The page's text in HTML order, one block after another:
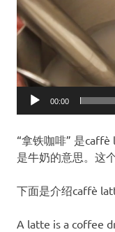
放
器
00:00
“拿铁咖啡” 是
是牛奶的意思。这
下面是介绍caffè
A latte is a coffee